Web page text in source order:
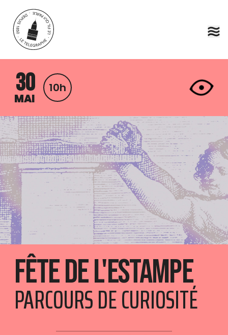
Aller au contenu principal
30
MAI
10h
Fête de l'Estampe
PARCOURS DE CURIOSITÉ